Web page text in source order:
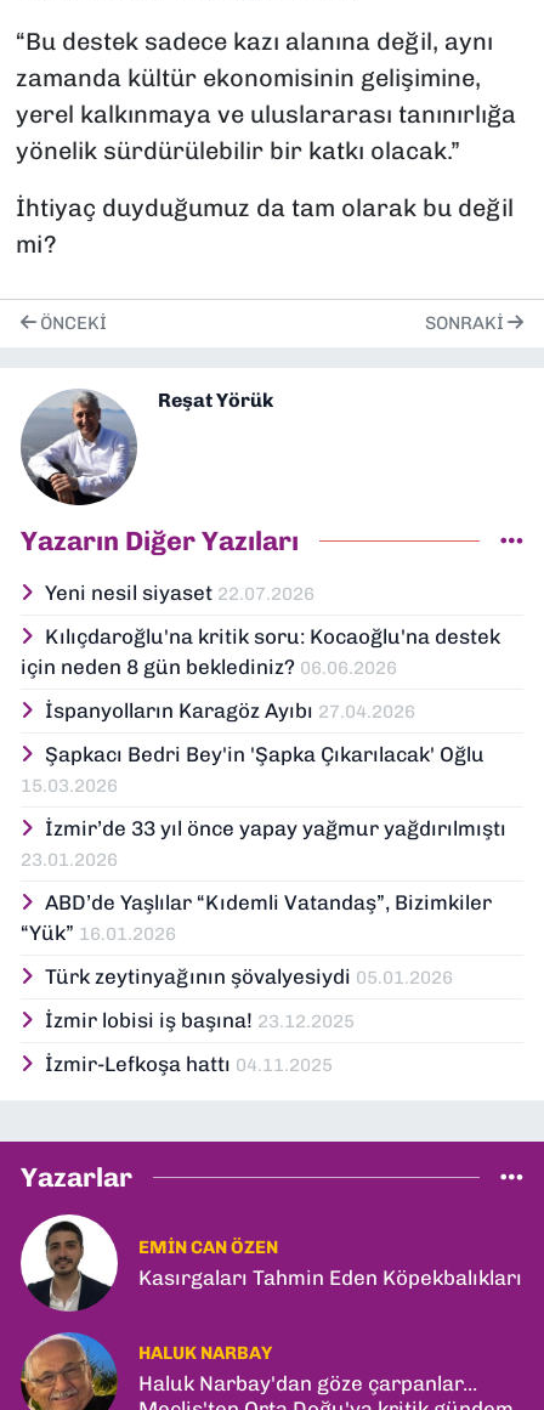
“Bu destek sadece kazı alanına değil, aynı
zamanda kültür ekonomisinin gelişimine,
yerel kalkınmaya ve uluslararası tanınırlığa
yönelik sürdürülebilir bir katkı olacak.”
İhtiyaç duyduğumuz da tam olarak bu değil
mi?
ÖNCEKI SONRAKI
Reşat Yörük
Yazarın Diğer Yazıları
Yeni nesil siyaset 22.07.2026
Kılıçdaroğlu'na kritik soru: Kocaoğlu'na destek
için neden 8 gün beklediniz? 06.06.2026
İspanyolların Karagöz Ayıbı 27.04.2026
Şapkacı Bedri Bey'in 'Şapka Çıkarılacak' Oğlu
15.03.2026
İzmir’de 33 yıl önce yapay yağmur yağdırılmıştı
23.01.2026
ABD’de Yaşlılar “Kıdemli Vatandaş”, Bizimkiler
“Yük” 16.01.2026
Türk zeytinyağının şövalyesiydi 05.01.2026
İzmir lobisi iş başına! 23.12.2025
İzmir-Lefkoşa hattı 04.11.2025
Yazarlar
EMIN CAN ÖZEN
Kasırgaları Tahmin Eden Köpekbalıkları
HALUK NARBAY
Haluk Narbay'dan göze çarpanlar...